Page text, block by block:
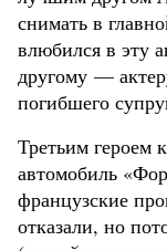
снимать в
влюбился в эту
другому —
погибшего
Третьим героем
автомобиль
французские
отказали, но